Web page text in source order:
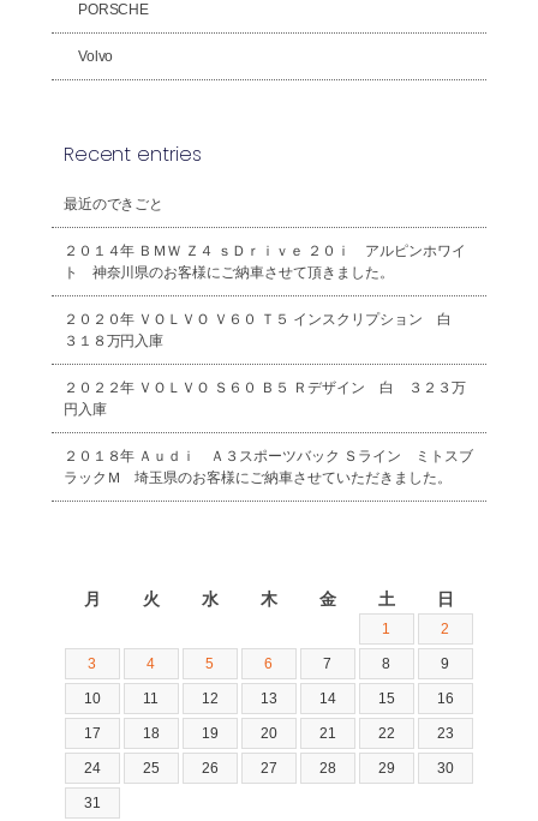
PORSCHE
Volvo
Recent entries
最近のできごと
２０１４年 ＢＭＷ Ｚ４ ｓＤｒｉｖｅ ２０ｉ アルピンホワイ
ト 神奈川県のお客様にご納車させて頂きました。
２０２０年 ＶＯＬＶＯ Ｖ６０ Ｔ５ インスクリプション 白
３１８万円入庫
２０２２年 ＶＯＬＶＯ Ｓ６０ Ｂ５ Ｒデザイン 白 ３２３万
円入庫
２０１８年 Ａｕｄｉ Ａ３スポーツバック Ｓライン ミトスブ
ラックＭ 埼玉県のお客様にご納車させていただきました。
月 火 水 木 金 土 日
1 2
3 4 5 6 7 8 9
10 11 12 13 14 15 16
17 18 19 20 21 22 23
24 25 26 27 28 29 30
31